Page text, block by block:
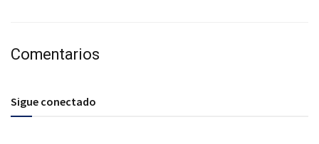
Comentarios
Sigue conectado